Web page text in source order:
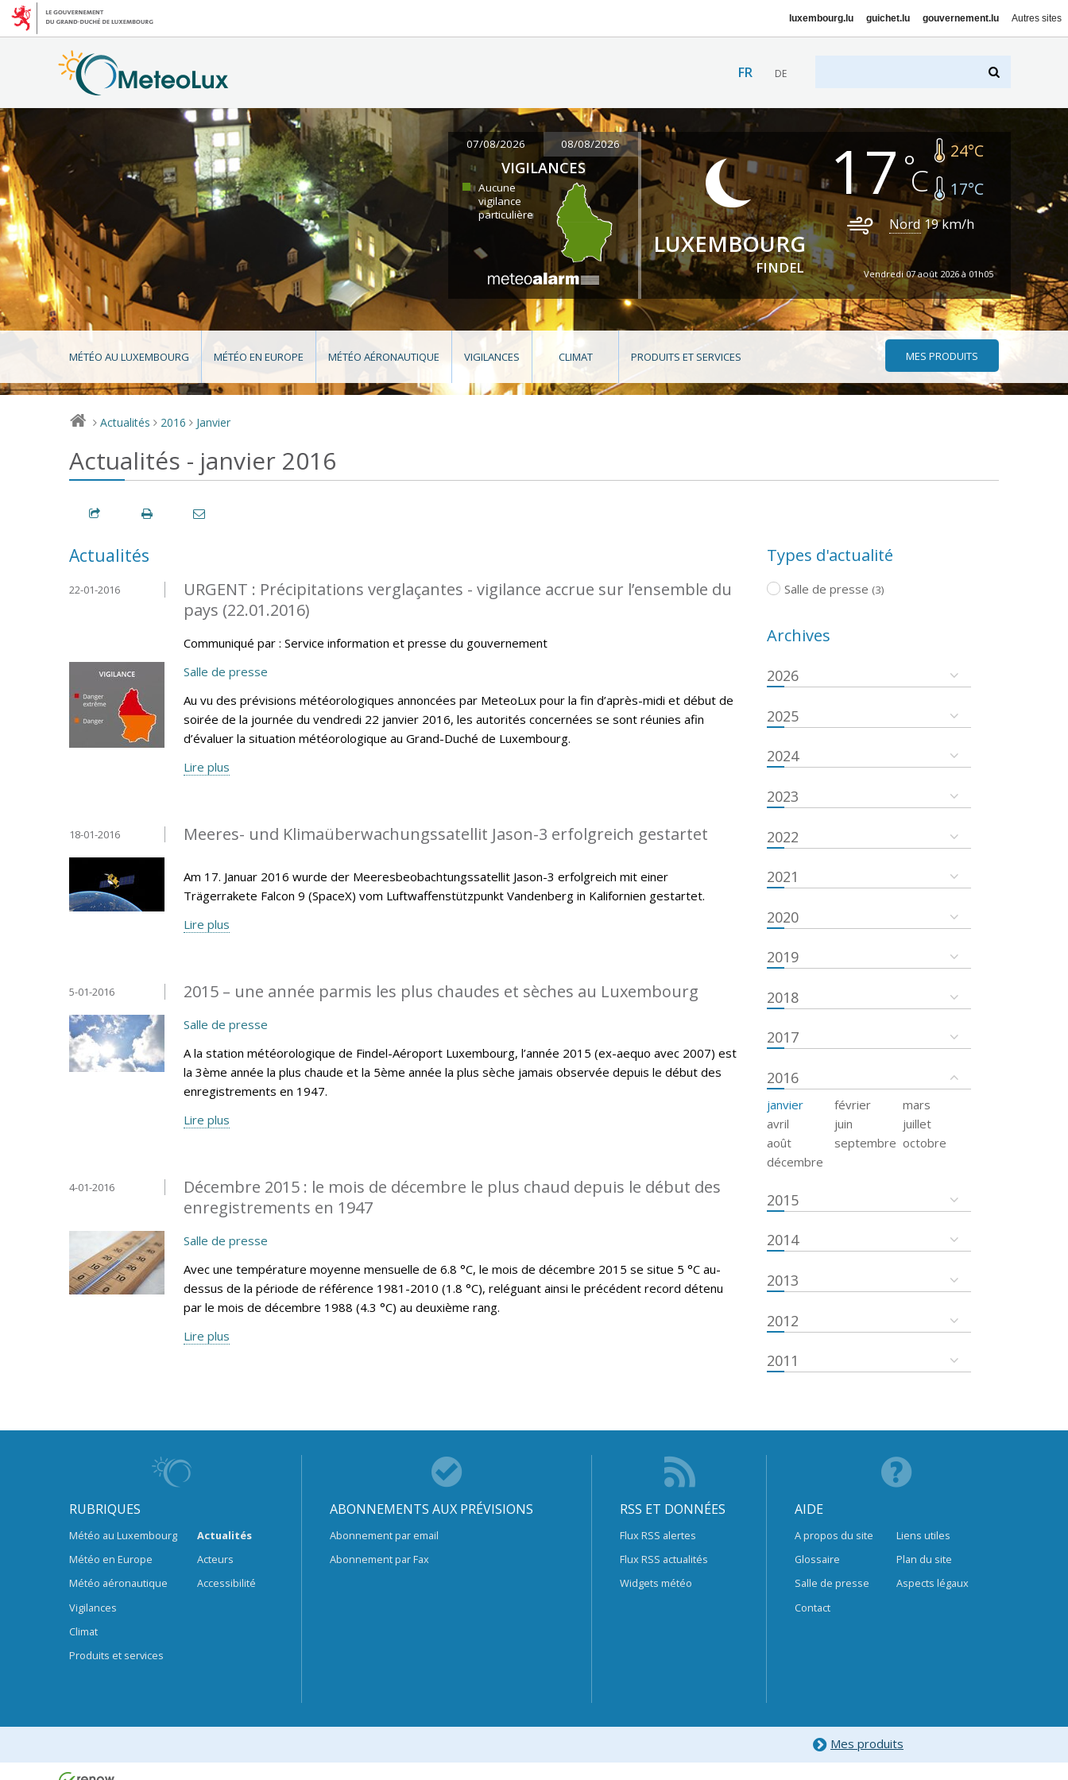
luxembourg.lu guichet.lu gouvernement.lu Autres sites
FR DE
07/08/2026 08/08/2026
VIGILANCES
Aucune
vigilance
particulière
LUXEMBOURG
FINDEL
17 24°C
17°C
Nord 19km/h
Vendredi 07 août 2026 à 01h05
MÉTÉO AU LUXEMBOURG MÉTÉO EN EUROPE MÉTÉO AÉRONAUTIQUE VIGILANCES CLIMAT PRODUITS ET SERVICES MES PRODUITS
> Actualités > 2016 > Janvier
Actualités - janvier 2016
Actualités
URGENT : Précipitations verglaçantes - vigilance accrue sur l’ensemble du
pays (22.01.2016)
Communiqué par : Service information et presse du gouvernement
22-01-2016
Salle de presse
Au vu des prévisions météorologiques annoncées par MeteoLux pour la fin d’après-midi et début de
soirée de la journée du vendredi 22 janvier 2016, les autorités concernées se sont réunies afin
d’évaluer la situation météorologique au Grand-Duché de Luxembourg.
Lire plus
Meeres- und Klimaüberwachungssatellit Jason-3 erfolgreich gestartet
18-01-2016
Am 17. Januar 2016 wurde der Meeresbeobachtungssatellit Jason-3 erfolgreich mit einer
Trägerrakete Falcon 9 (SpaceX) vom Luftwaffenstützpunkt Vandenberg in Kalifornien gestartet.
Lire plus
2015 – une année parmis les plus chaudes et sèches au Luxembourg
5-01-2016
Salle de presse
A la station météorologique de Findel-Aéroport Luxembourg, l’année 2015 (ex-aequo avec 2007) est
la 3ème année la plus chaude et la 5ème année la plus sèche jamais observée depuis le début des
enregistrements en 1947.
Lire plus
Décembre 2015 : le mois de décembre le plus chaud depuis le début des
enregistrements en 1947
4-01-2016
Salle de presse
Avec une température moyenne mensuelle de 6.8 °C, le mois de décembre 2015 se situe 5 °C au-
dessus de la période de référence 1981-2010 (1.8 °C), reléguant ainsi le précédent record détenu
par le mois de décembre 1988 (4.3 °C) au deuxième rang.
Lire plus
Types d'actualité
Salle de presse (3)
Archives
2026
2025
2024
2023
2022
2021
2020
2019
2018
2017
2016
janvier février
mars
avril
juin
juillet
août
septembre octobre
décembre
2015
2014
2013
2012
2011
RUBRIQUES
Météo au Luxembourg
Météo en Europe
Météo aéronautique
Vigilances
Climat
Produits et services
Actualités
Acteurs
Accessibilité
ABONNEMENTS AUX PRÉVISIONS
Abonnement par email
Abonnement par Fax
RSS ET DONNÉES
Flux RSS alertes
Flux RSS actualités
Widgets météo
AIDE
A propos du site
Glossaire
Salle de presse
Contact
Liens utiles
Plan du site
Aspects légaux
Mes produits